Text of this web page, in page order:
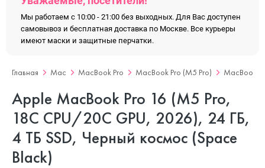
Мы работаем с 10:00 - 21:00 без выходных. Для Вас доступен
самовывоз и бесплатная доставка по Москве. Все курьеры
имеют маски и защитные перчатки.
Главная Mac MacBook Pro MacBook Pro (M5 Pro) MacBook
Apple MacBook Pro 16 (M5 Pro,
18C CPU/20C GPU, 2026), 24 ГБ,
4 ТБ SSD, Черный космос (Space
Black)